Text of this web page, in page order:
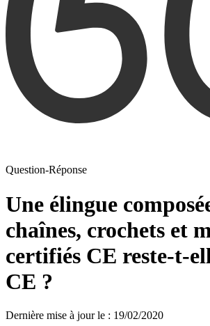
Question-Réponse
Une élingue
chaînes, crochets et
certifiés CE reste-t-
CE ?
Dernière mise à jour le : 19/02/2020